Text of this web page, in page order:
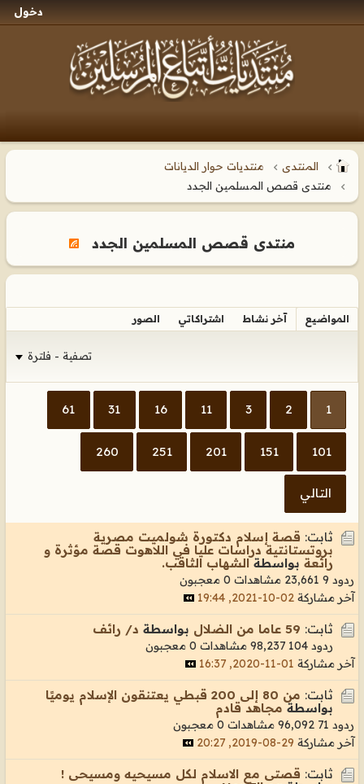
دخول
المنتدى
منتديات حوار الديانات
منتدى قصص المسلمين الجدد
منتدى قصص المسلمين الجدد
المواضيع آخر نشاط اشتراكاتي الصور
تصفية - فلترة
1
2
3
11
16
31
61
101
151
201
251
260
التالي
ثابت: قصة إسلام دكتورة شولميت مصرية
بروتستانتية دراسات عليا في اللاهوت قصة مؤثرة و
رائعة بواسطةالشهاب الثاقب.
ردود 9 23,661 مشاهدات
0 معجبون
آخر مشاركة 02-10-2021, 19:44
ثابت: 59 عاما من الضلال بواسطة د/ رائف
ردود 104 98,237 مشاهدات
0 معجبون
آخر مشاركة 01-11-2020, 16:37
ثابت: من 80 إلى 200 قبطي يعتنقون الإسلام يوميًا
بواسطة مجاهد قادم
ردود 71 96,092 مشاهدات
0 معجبون
آخر مشاركة 29-08-2019, 20:27
ثابت: قصتى مع الاسلام لكل مسيحيه ومسيحى !